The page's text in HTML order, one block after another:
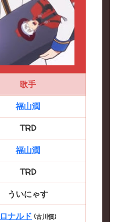
歌手
福山潤
TRD
福山潤
TRD
ういにゃす
ロナルド (古川慎)